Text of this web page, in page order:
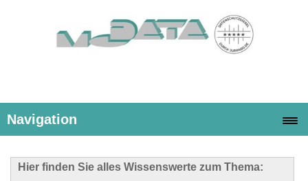
Navigation
Hier finden Sie alles Wissenswerte zum Thema: